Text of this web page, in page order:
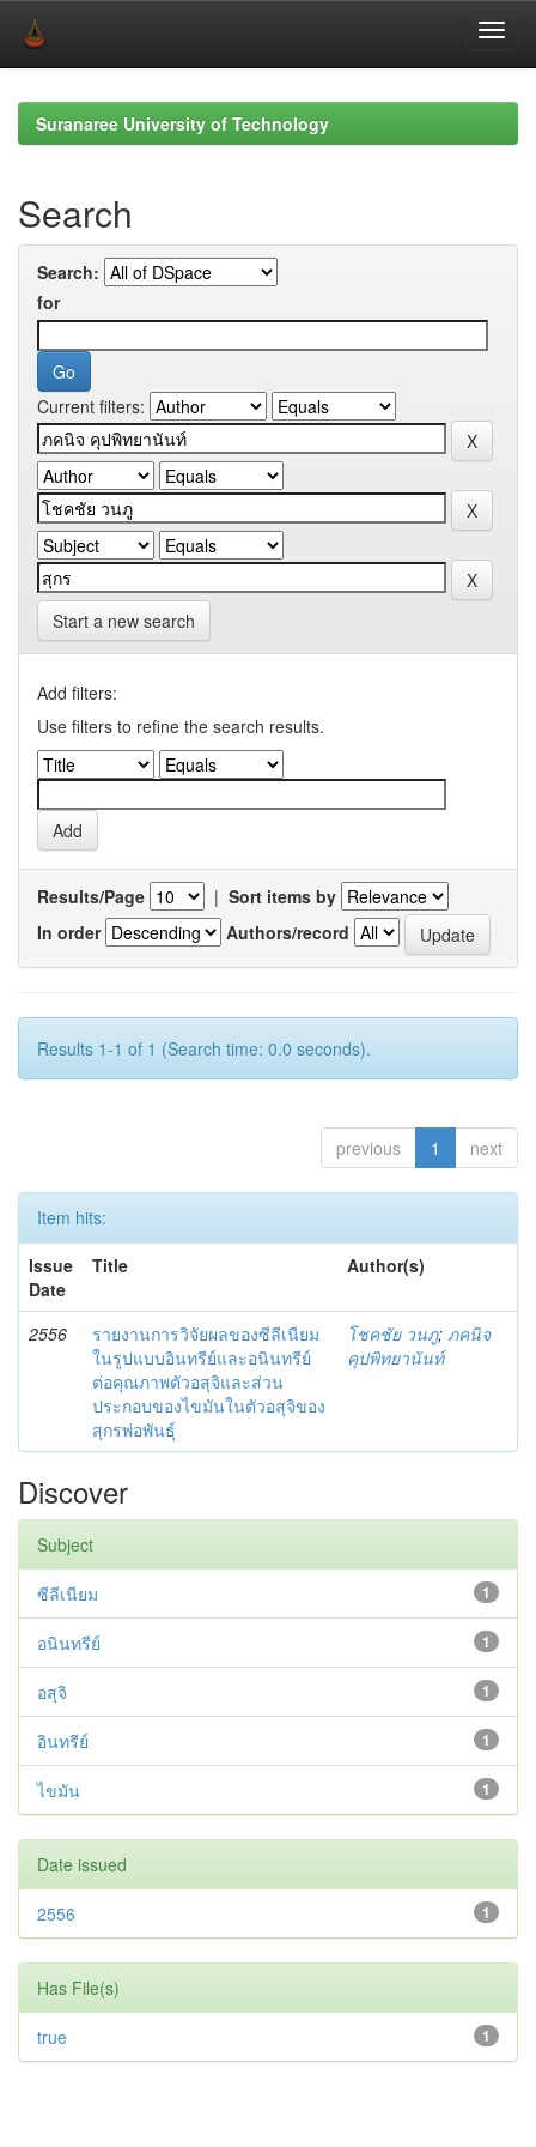
navigationSuranaree University of Technology
Search
Search:
for
Current filters:
Start a new search
Add filters:
Use filters to refine the search results.
Results/Page | Sort items by
In order
Authors/record
Results 1-1 of 1 (Search time: 0.0 seconds).
previous 1 next
Item hits:
Issue
Date
Title Author(s)
2556
รายงานการวิจัยผลของซีลีเนียม
ในรูปแบบอินทรีย์และอนินทรีย์
ต่อคุณภาพตัวอสุจิและส่วน
ประกอบของไขมันในตัวอสุจิของ
สุกรพ่อพันธุ์
โชคชัย วนภู; ภคนิจ
คุปพิทยานันท์
Discover
Subject
1
ซีลีเนียม
1
อนินทรีย์
1
อสุจิ
1
อินทรีย์
1
ไขมัน
Date issued
1
2556
Has File(s)
1
true